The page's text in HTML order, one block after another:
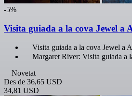
-5%
Visita guiada a la cova Jewel a
Visita guiada a la cova Jewel a
Margaret River: Visita guiada a
Novetat
Des de 36,65 USD
34,81 USD